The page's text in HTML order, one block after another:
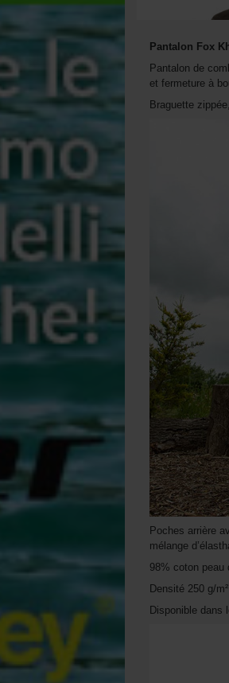
Pantalon Fox
Pantalon de
et fermeture à
Braguette
Poches arrière
mélange
98% coton peau
Densité 250 g/m²
Disponible dans